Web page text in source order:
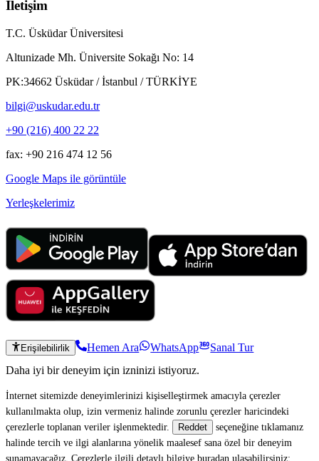
İletişim
T.C. Üsküdar Üniversitesi
Altunizade Mh. Üniversite Sokağı No: 14
PK:34662 Üsküdar / İstanbul / TÜRKİYE
bilgi@uskudar.edu.tr
+90 (216) 400 22 22
fax: +90 216 474 12 56
Google Maps ile görüntüle
Yerleşkelerimiz
Erişilebilirlik Hemen Ara WhatsApp
Sanal Tur
Daha iyi bir deneyim için izninizi istiyoruz.
İnternet sitemizde deneyimlerinizi kişiselleştirmek amacıyla çerezler
kullanılmakta olup, izin vermeniz halinde zorunlu çerezler haricindeki
çerezlerle toplanan veriler işlenmektedir.
Reddet
seçeneğine tıklamanız
halinde tercih ve ilgi alanlarına yönelik maalesef sana özel bir deneyim
sunamayacağız. Çerezlerle ilgili detaylı bilgiye buradan ulaşabilirsiniz: